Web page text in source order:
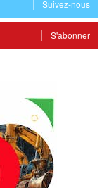
Suivez-nous
S'abonner